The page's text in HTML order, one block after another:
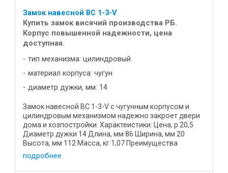
Замок навесной ВС 1-3-V
Купить замок висячий производства РБ.
Корпус повышенной надежности, цена
доступная.
тип механизма: цилиндровый
материал корпуса: чугун
диаметр дужки, мм: 14
Замок навесной ВС 1-3-V с чугунным корпусом и
цилиндровым механизмом надежно закроет двери
дома и хозпостройки. Характеистики: Цена, р 20,5
Диаметр дужки 14 Длина, мм 86 Ширина, мм 20
Высота, мм 112 Масса, кг 1,07 Преимущества
устройства: Корпус ...
подробнее